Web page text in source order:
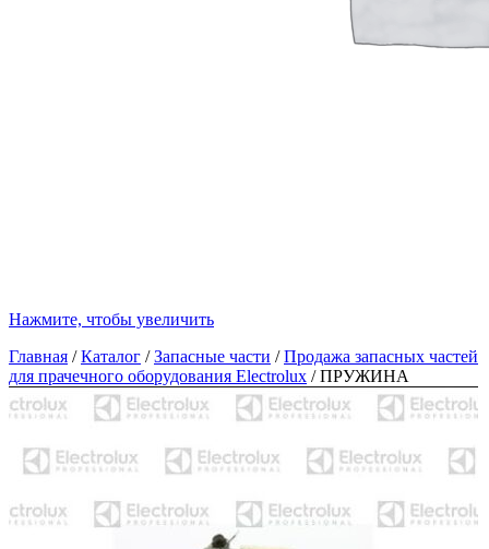
Нажмите, чтобы увеличить
Главная /Каталог /Запасные части /Продажа запасных частей
для прачечного оборудования Electrolux /ПРУЖИНА